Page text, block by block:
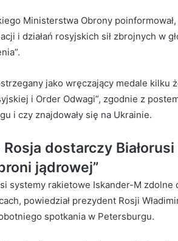
Ministerstwa Obrony
i działań rosyjskich sił zbrojnych w
jako wręczający medale kilku
i Order Odwagi”, zgodnie z
i czy znajdowały się na Ukrainie.
dostarczy
jądrowej”
systemy rakietowe Iskander-M
powiedział prezydent Rosji
spotkania w Petersburgu.